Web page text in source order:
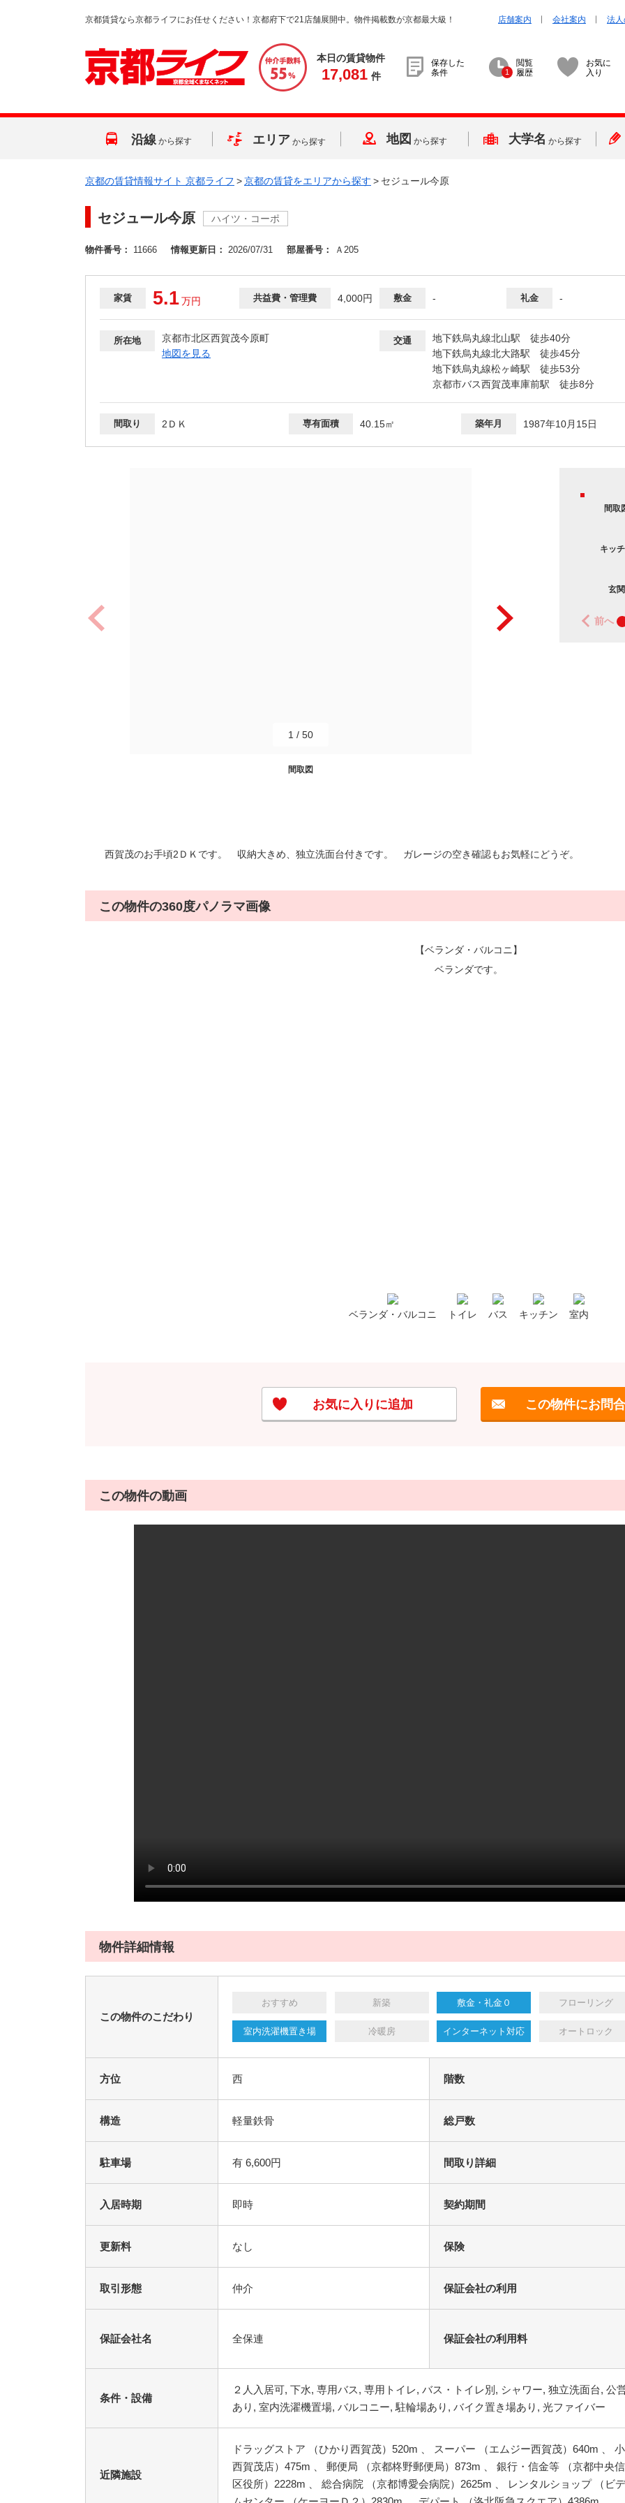
京都賃貸なら京都ライフにお任せください！京都府下で21店舗展開中。物件掲載数が京都最大級！ 店舗案内 会社案内 法
本日の賃貸物件
17,081 件
保存した
条件
1
閲覧
履歴
お気に
入り
沿線 から探す エリア から探す 地図 から探す 大学名 から探す
京都の賃貸情報サイト 京都ライフ >京都の賃貸をエリアから探す > セジュール今原
セジュール今原 ハイツ・コーポ
物件番号： 11666 情報更新日： 2026/07/31 部屋番号： Ａ205
家賃 5.1万円 共益費・管理費 4,000円 敷金 - 礼金 -
所在地
京都市北区西賀茂今原町
地図を見る
交通
地下鉄烏丸線北山駅 徒歩40分
地下鉄烏丸線北大路駅 徒歩45分
地下鉄烏丸線松ヶ崎駅 徒歩53分
京都市バス西賀茂車庫前駅 徒歩8分
間取り 2ＤＫ 専有面積 40.15㎡ 築年月 1987年10月15日
間取図
1 / 50
間取
キッ
玄関
前へ
西賀茂のお手頃2ＤＫです。 収納大きめ、独立洗面台付きです。 ガレージの空き確認もお気軽にどうぞ。
この物件の360度パノラマ画像
【ベランダ・バルコニ】
ベランダです。
ベランダ・バルコニ トイレ バス キッチン 室内
お気に入りに追加 この物件にお問
この物件の動画
物件詳細情報
この物件のこだわり
おすすめ 新築 敷金・礼金０ フローリング
室内洗濯機置き場 冷暖房 インターネット対応 オートロック
方位 西 階数
構造 軽量鉄骨 総戸数
駐車場 有 6,600円 間取り詳細
入居時期 即時 契約期間
更新料 なし 保険
取引形態 仲介 保証会社の利用
保証会社名 全保連 保証会社の利用料
条件・設備
２人入居可, 下水, 専用バス, 専用トイレ, バス・トイレ別, シャワー, 独立洗面台, 公
あり, 室内洗濯機置場, バルコニー, 駐輪場あり, バイク置き場あり, 光ファイバー
近隣施設
ドラッグストア （ひかり西賀茂）520m 、 スーパー （エムジー西賀茂）640m 、
西賀茂店）475m 、 郵便局 （京都柊野郵便局）873m 、 銀行・信金等 （京都中央
区役所）2228m 、 総合病院 （京都博愛会病院）2625m 、 レンタルショップ （